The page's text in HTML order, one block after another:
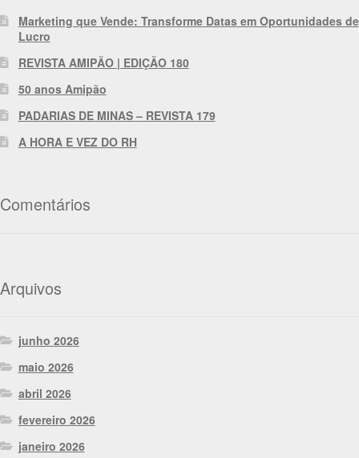
Marketing que Vende: Transforme Datas em Oportunidades de
Lucro
REVISTA AMIPÃO | EDIÇÃO 180
50 anos Amipão
PADARIAS DE MINAS – REVISTA 179
A HORA E VEZ DO RH
Comentários
Arquivos
junho 2026
maio 2026
abril 2026
fevereiro 2026
janeiro 2026